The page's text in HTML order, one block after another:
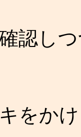
認し
をか